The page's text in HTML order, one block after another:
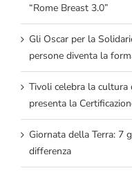
“Rome Breast 3.0”
Gli Oscar per la
persone diventa la
Tivoli celebra la cultura
presenta la
Giornata della Terra: 7
differenza